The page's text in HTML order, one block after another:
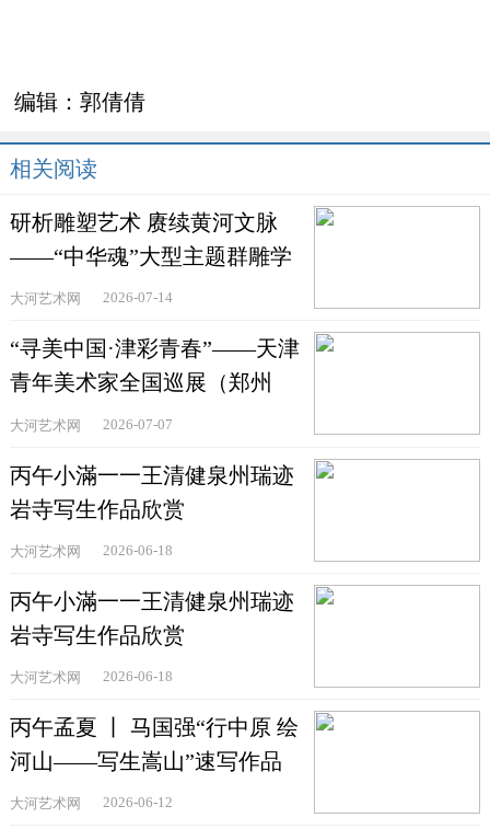
编辑：郭倩倩
相关阅读
研析雕塑艺术 赓续黄河文脉
——“中华魂”大型主题群雕学
术研讨会在郑州举
大河艺术网 2026-07-14
“寻美中国·津彩青春”——天津
青年美术家全国巡展（郑州
站）在河南省文联美术
大河艺术网 2026-07-07
丙午小滿一一王清健泉州瑞迹
岩寺写生作品欣赏
大河艺术网 2026-06-18
丙午小滿一一王清健泉州瑞迹
岩寺写生作品欣赏
大河艺术网 2026-06-18
丙午孟夏 丨 马国强“行中原 绘
河山——写生嵩山”速写作品
欣赏
大河艺术网 2026-06-12